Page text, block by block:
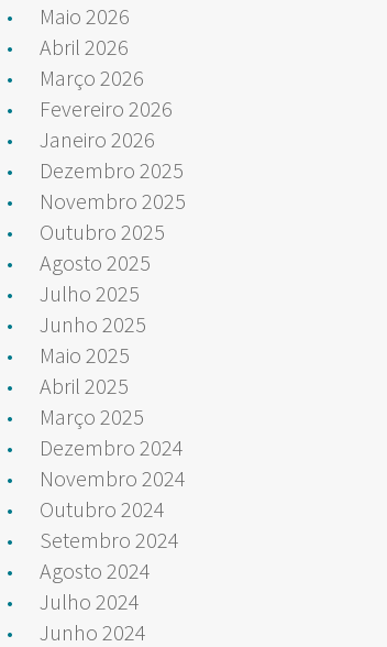
Maio 2026
Abril 2026
Março 2026
Fevereiro 2026
Janeiro 2026
Dezembro 2025
Novembro 2025
Outubro 2025
Agosto 2025
Julho 2025
Junho 2025
Maio 2025
Abril 2025
Março 2025
Dezembro 2024
Novembro 2024
Outubro 2024
Setembro 2024
Agosto 2024
Julho 2024
Junho 2024